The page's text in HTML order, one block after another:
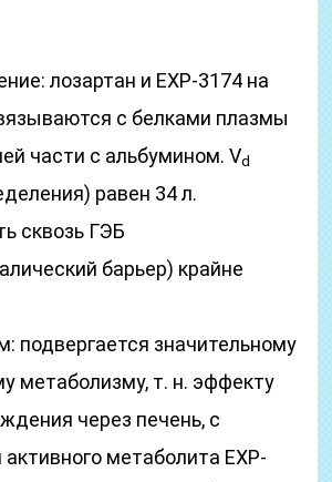
лозартан и EXP-3174 на
с белками плазмы
части с альбумином. Vd
равен 34 л.
сквозь ГЭБ
барьер) крайне
подвергается значительному
метаболизму, т. н. эффекту
через печень, с
метаболита ЕXP-